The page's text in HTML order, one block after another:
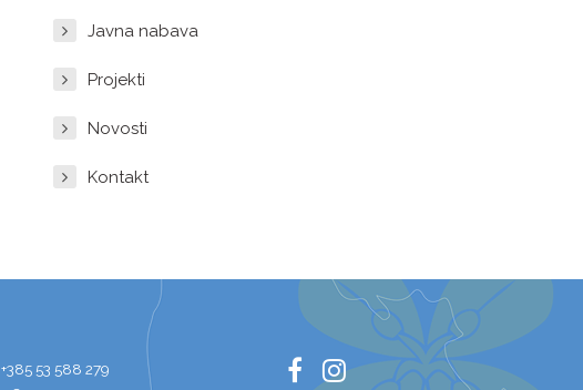
Javna nabava
Projekti
Novosti
Kontakt
+385 53 588 279